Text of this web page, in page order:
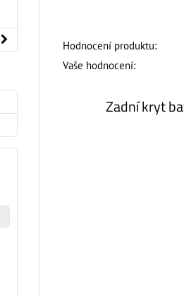
Hodnocení produktu:
Vaše hodnocení:
Zadní kryt